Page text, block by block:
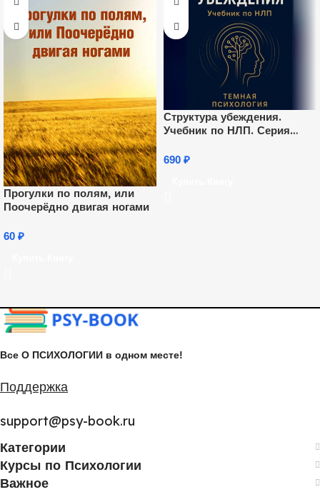
Прогулки по полям, или
Поочерёдно двигая ногами
60 ₽
Структура убеждения.
Учебник по НЛП. Серия
690 ₽
Все О ПСИХОЛОГИИ в одном месте!
Поддержка
support@psy-book.ru
Категории
Курсы по Психологии
Важное